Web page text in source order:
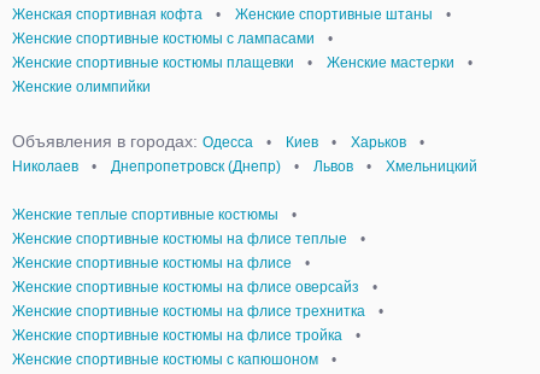
Женская спортивная кофта
• Женские спортивные штаны
•
Женские спортивные костюмы с лампасами
•
Женские спортивные костюмы плащевки
• Женские мастерки
•
Женские олимпийки
Объявления в городах: Одесса • Киев • Харьков
•
Николаев
• Днепропетровск (Днепр) • Львов • Хмельницкий
Женские теплые спортивные костюмы
•
Женские спортивные костюмы на флисе теплые
•
Женские спортивные костюмы на флисе
•
Женские спортивные костюмы на флисе оверсайз
•
Женские спортивные костюмы на флисе трехнитка
•
Женские спортивные костюмы на флисе тройка
•
Женские спортивные костюмы с капюшоном
•